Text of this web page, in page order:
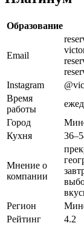
Образование
Email
Instagram
Время
работы
Город
Кухня
Мнение о
компании
Регион
Рейтинг
4.2